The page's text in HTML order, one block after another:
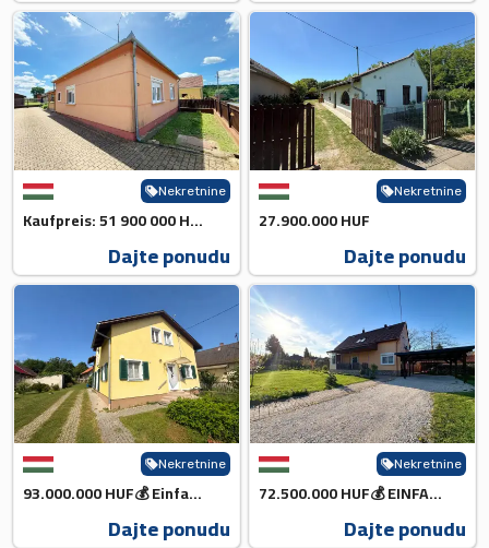
Nekretnine
Kaufpreis: 51 900 000 HUF💰
Dajte ponudu
Nekretnine
27.900.000 HUF
Dajte ponudu
Nekretnine
93.000.000 HUF💰 Einfamilienha...
Dajte ponudu
Nekretnine
72.500.000 HUF💰 EINFAMILIENHA...
Dajte ponudu